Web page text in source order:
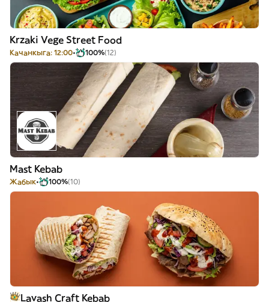
Krzaki Vege Street Food
Качанкыга: 12:00 100%(12)
Mast Kebab
Жабык 100%(10)
Lavash Craft Kebab